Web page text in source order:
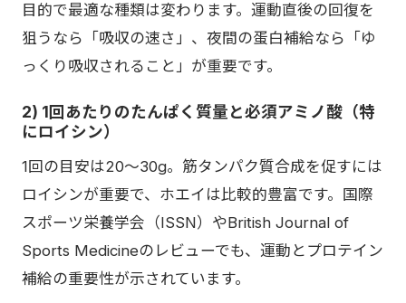
目的で最適な種類は変わります。運動直後の回復を
狙うなら「吸収の速さ」、夜間の蛋白補給なら「ゆ
っくり吸収されること」が重要です。
2) 1回あたりのたんぱく質量と必須アミノ酸（特
にロイシン）
1回の目安は20〜30g。筋タンパク質合成を促すには
ロイシンが重要で、ホエイは比較的豊富です。国際
スポーツ栄養学会（ISSN）やBritish Journal of
Sports Medicineのレビューでも、運動とプロテイン
補給の重要性が示されています。